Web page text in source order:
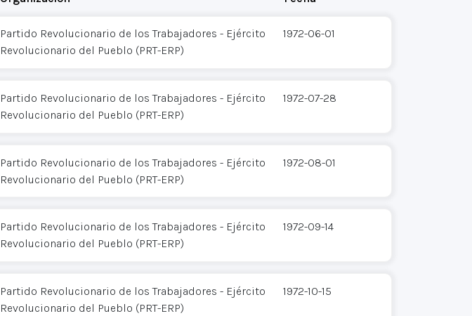
Partido Revolucionario de los Trabajadores - Ejército
Revolucionario del Pueblo (PRT-ERP)
1972-06-01
Partido Revolucionario de los Trabajadores - Ejército
Revolucionario del Pueblo (PRT-ERP)
1972-07-28
Partido Revolucionario de los Trabajadores - Ejército
Revolucionario del Pueblo (PRT-ERP)
1972-08-01
Partido Revolucionario de los Trabajadores - Ejército
Revolucionario del Pueblo (PRT-ERP)
1972-09-14
Partido Revolucionario de los Trabajadores - Ejército
Revolucionario del Pueblo (PRT-ERP)
1972-10-15